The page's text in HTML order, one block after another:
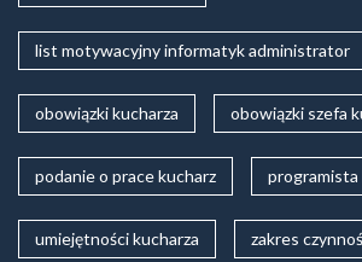
list motywacyjny informatyk administrator
obowiązki kucharza obowiązki szefa
podanie o prace kucharz
umiejętności kucharza zakres